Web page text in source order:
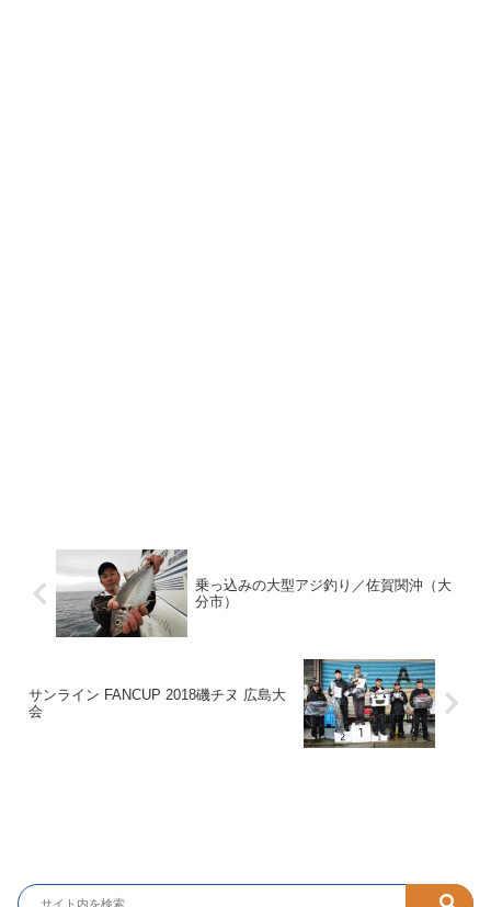
乗っ込みの大型アジ釣り／佐賀関沖（大
分市）
サンライン FANCUP 2018磯チヌ 広島大
会